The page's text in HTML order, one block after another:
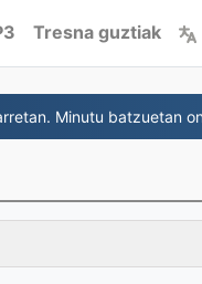
Tresna guztiak
Minutu batzuetan